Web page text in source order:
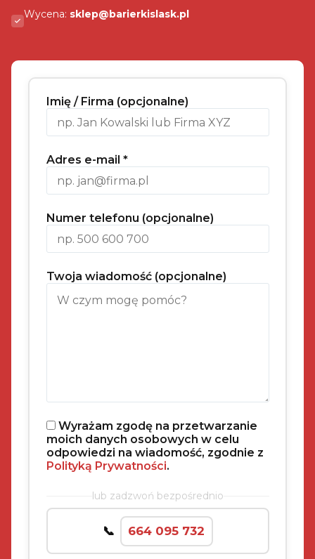
Wycena: sklep@barierkislask.pl
Imię / Firma (opcjonalne)
Adres e-mail *
Numer telefonu (opcjonalne)
Twoja wiadomość (opcjonalne)
Wyrażam zgodę na przetwarzanie
moich danych osobowych w celu
odpowiedzi na wiadomość, zgodnie z
Polityką Prywatności.
lub zadzwoń bezpośrednio
664 095 732